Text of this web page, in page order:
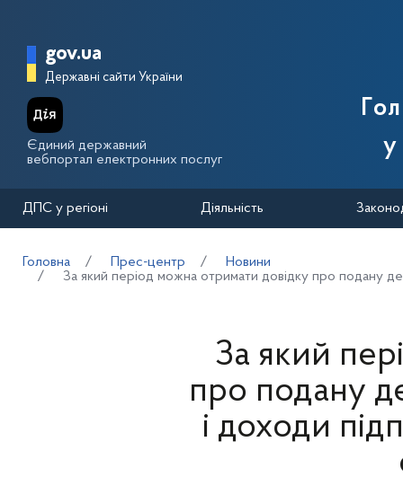
Головна сторінка Державної
gov.ua
Державні сайти України
Єдиний державний
вебпортал електронних послуг
у
ДПС у регіоні Діяльність
Головна Прес-центр
Новини
За який період можна отримати довідку про подану
За який
про подану
і доходи